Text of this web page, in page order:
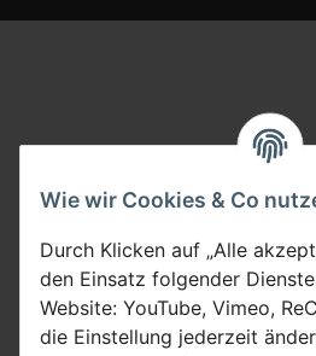
Wie wir Cookies & Co
Durch Klicken auf „Alle
den Einsatz folgender
Website: YouTube, Vimeo,
die Einstellung jederzeit